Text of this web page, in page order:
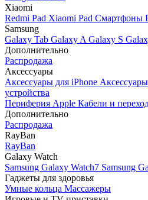
Xiaomi
Redmi Pad Xiaomi Pad Смартфоны
Samsung
Galaxy Tab Galaxy A Galaxy S
Дополнительно
Распродажа
Аксессуары
Аксессуары для iPhone
устройства
Периферия Apple Кабели и
Дополнительно
Распродажа
RayBan
RayBan
Galaxy Watch
Samsung Galaxy Watch7 Samsung
Гаджеты для здоровья
Умные кольца Массажеры